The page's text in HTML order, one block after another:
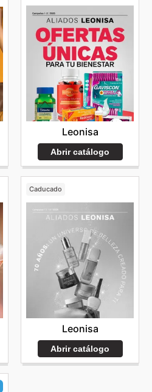
Leonisa
Abrir catálogo
Caducado
Leonisa
Abrir catálogo